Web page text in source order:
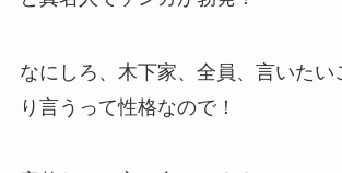
なにしろ、木下家、全員、言いたい
り言うって性格なので！